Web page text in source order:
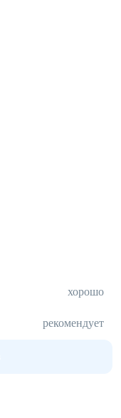
хорошо
рекомендует